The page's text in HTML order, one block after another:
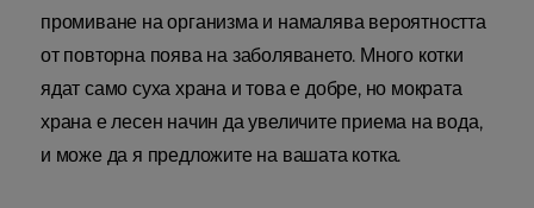
промиване на организма и намалява вероятността
от повторна поява на заболяването. Много котки
ядат само суха храна и това е добре, но мократа
храна е лесен начин да увеличите приема на вода,
и може да я предложите на вашата котка.